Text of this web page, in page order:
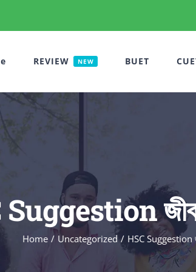
REVIEW NEW BUET
Home Uncategorized HSC Suggestion